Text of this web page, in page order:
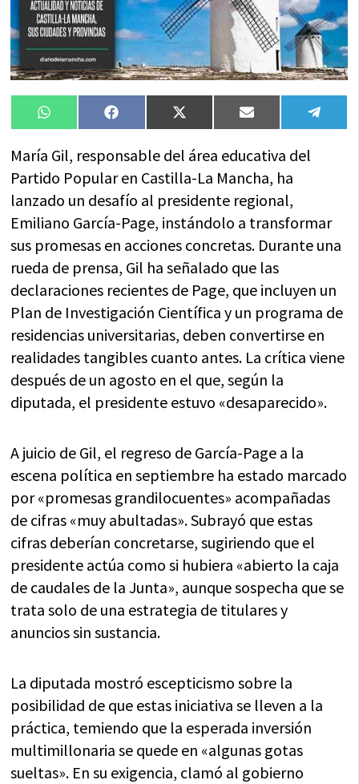
Compartir
en
WhatsAppCompartir
en
FacebookCompartir
en
X
(Twitter)
Compartir
en
Email
en
María Gil, responsable del área educativa del
Partido Popular en Castilla-La Mancha, ha
lanzado un desafío al presidente regional,
Emiliano García-Page, instándolo a transformar
sus promesas en acciones concretas. Durante una
rueda de prensa, Gil ha señalado que las
declaraciones recientes de Page, que incluyen un
Plan de Investigación Científica y un programa de
residencias universitarias, deben convertirse en
realidades tangibles cuanto antes. La crítica viene
después de un agosto en el que, según la
diputada, el presidente estuvo «desaparecido».
A juicio de Gil, el regreso de García-Page a la
escena política en septiembre ha estado marcado
por «promesas grandilocuentes» acompañadas
de cifras «muy abultadas». Subrayó que estas
cifras deberían concretarse, sugiriendo que el
presidente actúa como si hubiera «abierto la caja
de caudales de la Junta», aunque sospecha que se
trata solo de una estrategia de titulares y
anuncios sin sustancia.
La diputada mostró escepticismo sobre la
posibilidad de que estas iniciativa se lleven a la
práctica, temiendo que la esperada inversión
multimillonaria se quede en «algunas gotas
sueltas». En su exigencia, clamó al gobierno